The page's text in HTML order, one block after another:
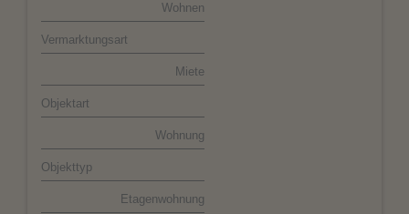
Wohnen
Vermarktungsart
Miete
Objektart
Wohnung
Objekttyp
Etagenwohnung